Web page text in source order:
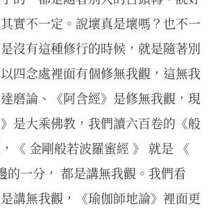
實不一定。說壞真是壞嗎？也不一
沒有這種修行的時候，就是隨著別
四念處裡面有個修無我觀，這無我
磨論、《阿含經》是修無我觀，現
是大乘佛教，我們讀六百卷的《般
《 金剛般若波羅蜜經 》 就是 《
的一分， 都是講無我觀。我們看
講無我觀，《瑜伽師地論》裡面更